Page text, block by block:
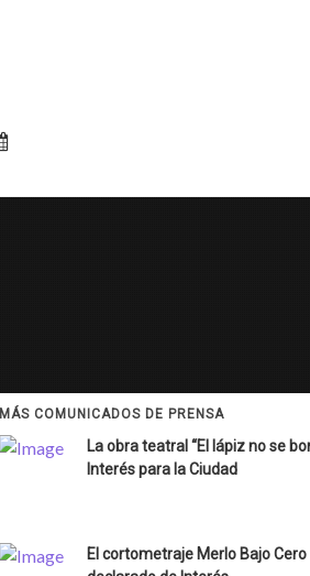
MÁS COMUNICADOS DE PRENSA
La obra teatral “El lápiz no se
Interés para la Ciudad
El cortometraje Merlo Bajo